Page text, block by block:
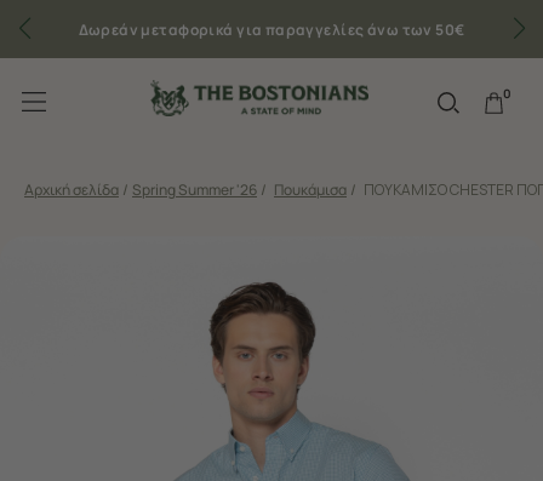
Δωρεάν μεταφορικά για παραγγελίες άνω των 50€
0
Αρχική σελίδα / Spring Summer '26 / Πουκάμισα / ΠΟΥΚΑΜΙΣΟ CHESTER